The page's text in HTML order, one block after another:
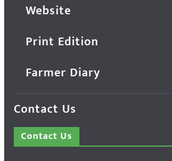
Website
Print Edition
Farmer Diary
Contact Us
Contact Us